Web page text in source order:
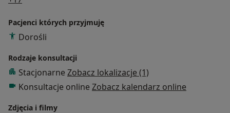
Pacjenci których przyjmuję
Dorośli
Rodzaje konsultacji
Stacjonarne Zobacz lokalizacje (1)
Konsultacje online Zobacz kalendarz online
Zdjęcia i filmy